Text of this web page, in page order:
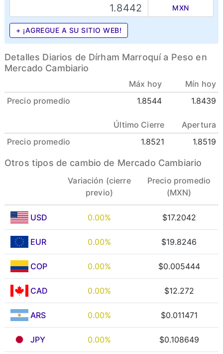
MXN
+ ¡AGREGUE A SU SITIO WEB!
Detalles Diarios de Dírham Marroquí a Peso en
Mercado Cambiario
Máx hoy
Mín hoy
Precio promedio
1.8544 1.8439
Último Cierre
Apertura
Precio promedio
1.8521 1.8519
Otros tipos de cambio de Mercado Cambiario
Variación (cierre
previo)
Precio promedio
(MXN)
USD 0.00% $17.2042
EUR 0.00% $19.8246
COP 0.00% $0.005444
CAD 0.00% $12.272
ARS 0.00% $0.011471
JPY 0.00% $0.108649